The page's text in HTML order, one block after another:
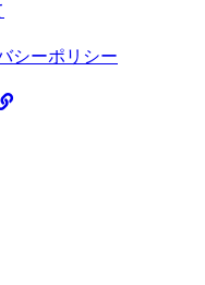
シーポリシー